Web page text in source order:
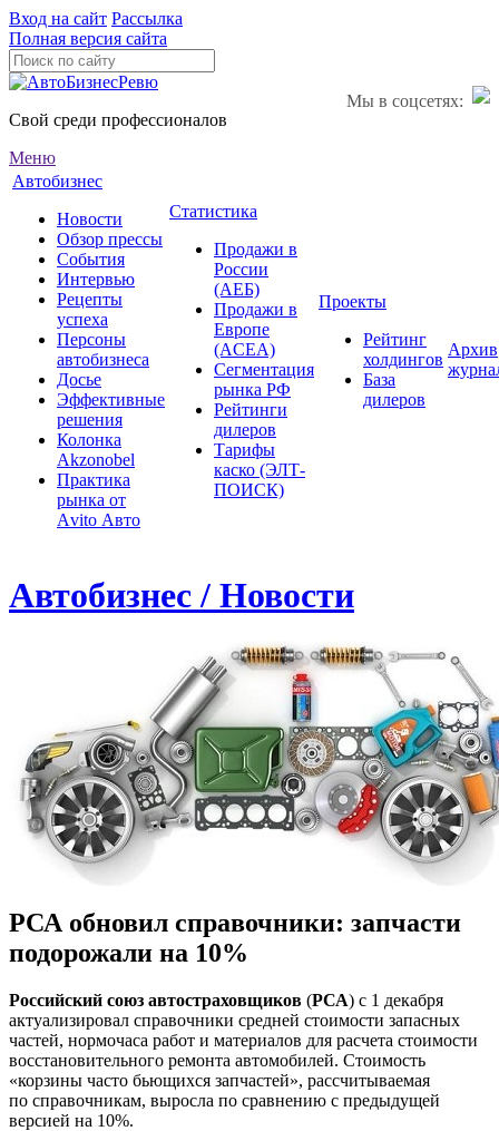
Вход на сайт Рассылка
Полная версия сайта
Мы в соцсетях:
Свой среди профессионалов
Меню
Автобизнес
Новости
Обзор прессы
События
Интервью
Рецепты
успеха
Персоны
автобизнеса
Досье
Эффективные
решения
Колонка
Akzonobel
Практика
рынка от
Аvito Авто
Статистика
Продажи в
России
(АЕБ)
Продажи в
Европе
(ACEA)
Сегментация
рынка РФ
Рейтинги
дилеров
Тарифы
каско (ЭЛТ-
ПОИСК)
Проекты
Рейтинг
холдингов
База
дилеров
Архив
Автобизнес / Новости
РСА обновил справочники: запчасти
подорожали на 10%
Российский союз автостраховщиков (РСА) с 1 декабря
актуализировал справочники средней стоимости запасных
частей, нормочаса работ и материалов для расчета стоимости
восстановительного ремонта автомобилей. Стоимость
«корзины часто бьющихся запчастей», рассчитываемая
по справочникам, выросла по сравнению с предыдущей
версией на 10%.